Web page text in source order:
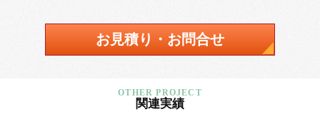
お見積り・お問合せ
関連実績